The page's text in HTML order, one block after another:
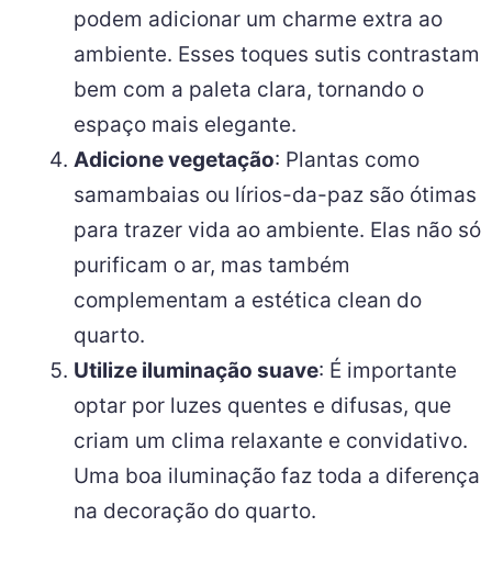
podem adicionar um charme extra ao
ambiente. Esses toques sutis contrastam
bem com a paleta clara, tornando o
espaço mais elegante.
Adicione vegetação: Plantas como
samambaias ou lírios-da-paz são ótimas
para trazer vida ao ambiente. Elas não só
purificam o ar, mas também
complementam a estética clean do
quarto.
Utilize iluminação suave: É importante
optar por luzes quentes e difusas, que
criam um clima relaxante e convidativo.
Uma boa iluminação faz toda a diferença
na decoração do quarto.